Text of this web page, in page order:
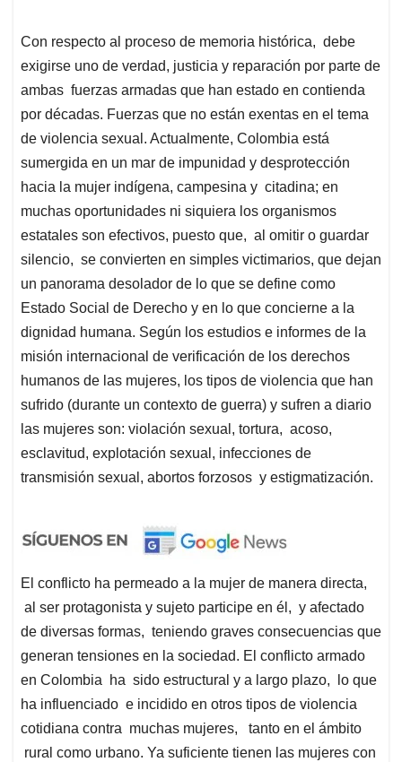
Con respecto al proceso de memoria histórica, debe
exigirse uno de verdad, justicia y reparación por parte de
ambas fuerzas armadas que han estado en contienda
por décadas. Fuerzas que no están exentas en el tema
de violencia sexual. Actualmente, Colombia está
sumergida en un mar de impunidad y desprotección
hacia la mujer indígena, campesina y citadina; en
muchas oportunidades ni siquiera los organismos
estatales son efectivos, puesto que, al omitir o guardar
silencio, se convierten en simples victimarios, que dejan
un panorama desolador de lo que se define como
Estado Social de Derecho y en lo que concierne a la
dignidad humana. Según los estudios e informes de la
misión internacional de verificación de los derechos
humanos de las mujeres, los tipos de violencia que han
sufrido (durante un contexto de guerra) y sufren a diario
las mujeres son: violación sexual, tortura, acoso,
esclavitud, explotación sexual, infecciones de
transmisión sexual, abortos forzosos y estigmatización.
El conflicto ha permeado a la mujer de manera directa,
al ser protagonista y sujeto participe en él, y afectado
de diversas formas, teniendo graves consecuencias que
generan tensiones en la sociedad. El conflicto armado
en Colombia ha sido estructural y a largo plazo, lo que
ha influenciado e incidido en otros tipos de violencia
cotidiana contra muchas mujeres, tanto en el ámbito
rural como urbano. Ya suficiente tienen las mujeres con